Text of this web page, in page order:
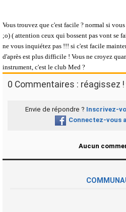
Vous trouvez que c'est facile ? normal si
;o) ( attention ceux qui bossent pas vont se
ne vous inquiétez pas !!! si c'est facile
d'après est plus difficile ! Vous ne croyez
instrument, c'est le club Med ?
0 Commentaires : réagissez !
Envie de répondre ? Inscrivez-
Connectez-vous
Aucun